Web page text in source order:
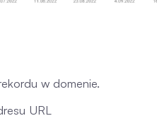
w domenie.
URL